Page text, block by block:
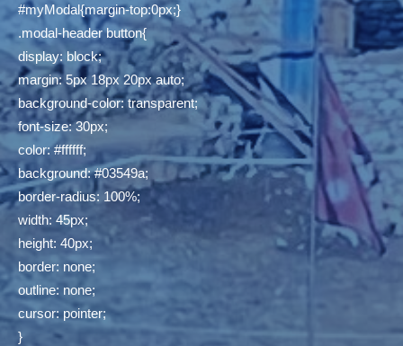
#myModal{margin-top:0px;}
.modal-header button{
display: block;
margin: 5px 18px 20px auto;
background-color: transparent;
font-size: 30px;
color: #ffffff;
background: #03549a;
border-radius: 100%;
width: 45px;
height: 40px;
border: none;
outline: none;
cursor: pointer;
}